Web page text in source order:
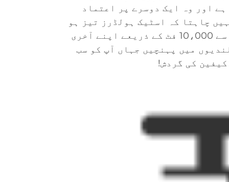
اور وہ ایک دوسرے پر اعتماد
چاہتا کہ اسٹیک ہولڈرز تیز ہو
جائیں جب وہ تیس گٹھ جوڑ سے 10،000 فٹ کے ذریعے اپنے آخری
میں پہنچیں جہاں آپ کو سب
کی گردش!